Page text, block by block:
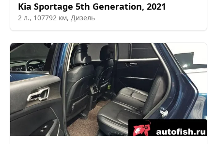
Kia Sportage 5th Generation, 2021
2 л., 107792 км, Дизель